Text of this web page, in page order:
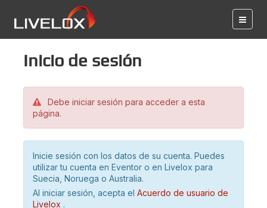
Inicio de sesión
Debe iniciar sesión para acceder a esta
página.
Inicie sesión con los datos de su cuenta. Puedes
utilizar tu cuenta en Eventor o en Livelox para
Suecia, Noruega o Australia.
Al iniciar sesión, acepta el Acuerdo de usuario de
Livelox .